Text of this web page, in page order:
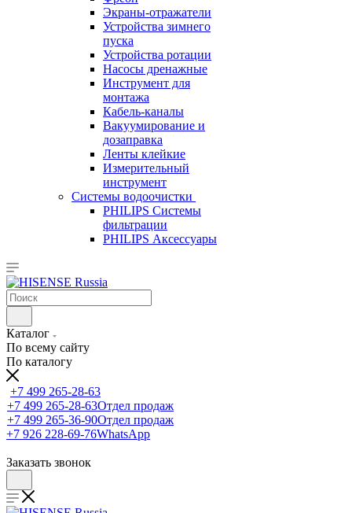
Экраны-отражатели
Устройства зимнего
пуска
Устройства ротации
Насосы дренажные
Инструмент для
монтажа
Кабель-каналы
Вакуумирование и
дозаправка
Ленты клейкие
Измерительный
инструмент
Системы водоочистки
PHILIPS Системы
фильтрации
PHILIPS Аксессуары
Каталог
По всему сайту
По каталогу
+7 499 265-28-63
+7 499 265-28-63Отдел продаж
+7 499 265-36-90Отдел продаж
+7 926 228-69-76WhatsApp
Заказать звонок